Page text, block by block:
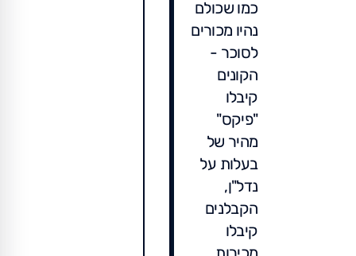
כמו שכולם
נהיו מכורים
לסוכר -
הקונים
קיבלו
"פיקס"
מהיר של
בעלות על
נדל"ן,
הקבלנים
קיבלו